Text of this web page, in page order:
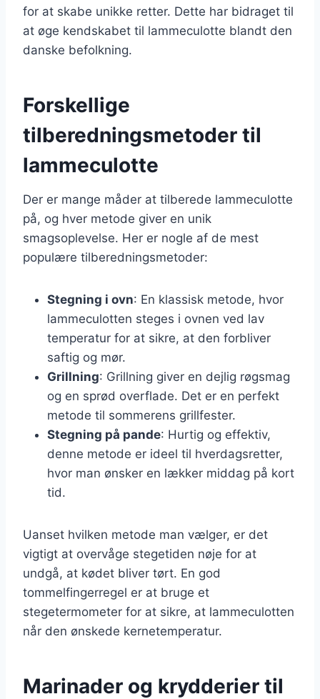
for at skabe unikke retter. Dette har bidraget til
at øge kendskabet til lammeculotte blandt den
danske befolkning.
Forskellige
tilberedningsmetoder til
lammeculotte
Der er mange måder at tilberede lammeculotte
på, og hver metode giver en unik
smagsoplevelse. Her er nogle af de mest
populære tilberedningsmetoder:
Stegning i ovn: En klassisk metode, hvor
lammeculotten steges i ovnen ved lav
temperatur for at sikre, at den forbliver
saftig og mør.
Grillning: Grillning giver en dejlig røgsmag
og en sprød overflade. Det er en perfekt
metode til sommerens grillfester.
Stegning på pande: Hurtig og effektiv,
denne metode er ideel til hverdagsretter,
hvor man ønsker en lækker middag på kort
tid.
Uanset hvilken metode man vælger, er det
vigtigt at overvåge stegetiden nøje for at
undgå, at kødet bliver tørt. En god
tommelfingerregel er at bruge et
stegetermometer for at sikre, at lammeculotten
når den ønskede kernetemperatur.
Marinader og krydderier til